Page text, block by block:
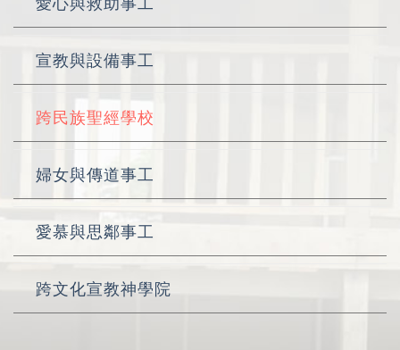
愛心與救助事工
宣教與設備事工
跨民族聖經學校
婦女與傳道事工
愛慕與思鄰事工
跨文化宣教神學院